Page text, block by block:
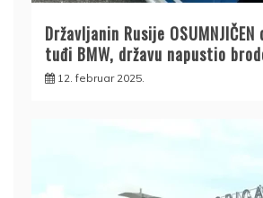
Državljanin Rusije OSUMNJIČEN
tuđi BMW, državu napustio
12. februar 2025.